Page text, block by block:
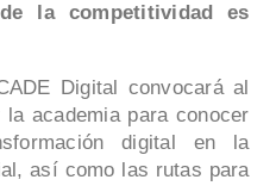
la competitividad es
Digital convocará al
academia para conocer
digital en la
así como las rutas para